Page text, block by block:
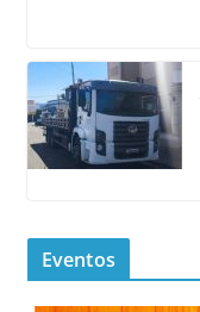
Eventos